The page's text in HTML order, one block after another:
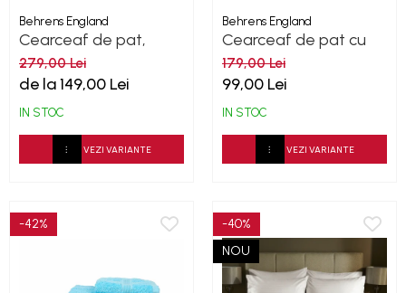
Behrens England
Cearceaf de pat,
Percale - Alb
279,00 Lei
de la 149,00 Lei
IN STOC
VEZI VARIANTE
Behrens England
Cearceaf de pat cu
elastic, 200TC - Grey
179,00 Lei
99,00 Lei
IN STOC
VEZI VARIANTE
-42%
-40%
NOU